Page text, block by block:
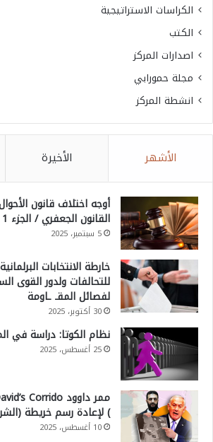
الكراسات الاستراتيجية
الكتب
اصدارات المركز
مجلة حمورابي
انشطة المركز
الأشهر الأخيرة
أوجه اختلاف قانون
القانون الجعفري / الجزء 1
5 سبتمبر، 2025
للتحالفات ولدور القوى
لفصائل المقـ ـاومة
30 أكتوبر، 2025
نظام الكوتا: دراسة في
25 أغسطس، 2025
) لإعادة رسم خريطة
10 أغسطس، 2025